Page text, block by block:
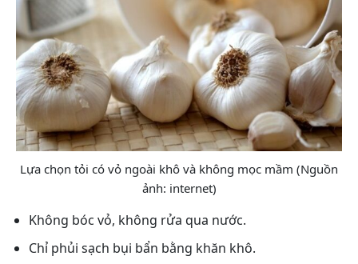
Lựa chọn tỏi có vỏ ngoài khô và không mọc mầm (Nguồn
ảnh: internet)
Không bóc vỏ, không rửa qua nước.
Chỉ phủi sạch bụi bẩn bằng khăn khô.